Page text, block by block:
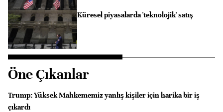
Küresel piyasalarda 'teknolojik' satış
Öne Çıkanlar
Trump: Yüksek Mahkememiz yanlış kişiler için harika bir iş
çıkardı